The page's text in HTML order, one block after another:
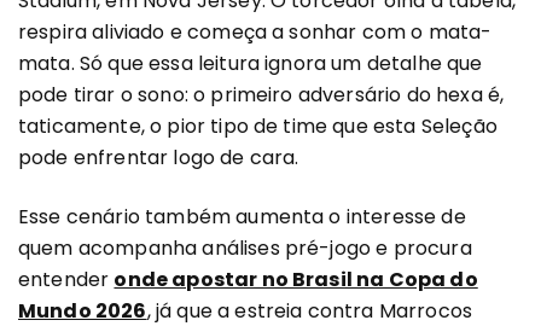
respira aliviado e começa a sonhar com o mata-
mata. Só que essa leitura ignora um detalhe que
pode tirar o sono: o primeiro adversário do hexa é,
taticamente, o pior tipo de time que esta Seleção
pode enfrentar logo de cara.
Esse cenário também aumenta o interesse de
quem acompanha análises pré-jogo e procura
entender onde apostar no Brasil na Copa do
Mundo 2026, já que a estreia contra Marrocos